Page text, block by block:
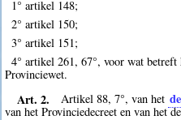
1° artikel 148;
2° artikel 150;
3° artikel 151;
4° artikel 261, 67°, voor wat
Provinciewet.
Art. 2. Artikel 88, 7°, van het
van het Provinciedecreet en van het